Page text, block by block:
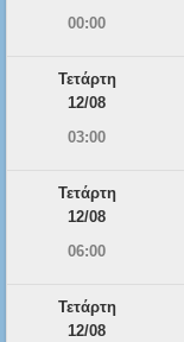
00:00
Τετάρτη
12/08
03:00
Τετάρτη
12/08
06:00
Τετάρτη
12/08